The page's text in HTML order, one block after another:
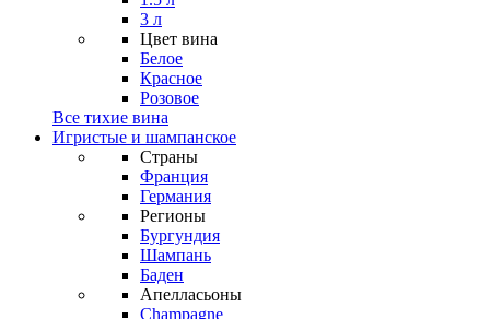
3 л
Цвет вина
Белое
Красное
Розовое
Все тихие вина
Игристые и шампанское
Страны
Франция
Германия
Регионы
Бургундия
Шампань
Баден
Апелласьоны
Champagne